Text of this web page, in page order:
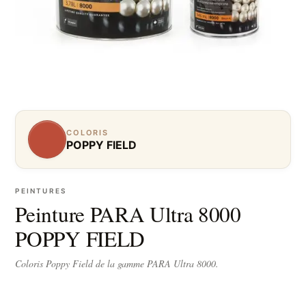
COLORIS
POPPY FIELD
PEINTURES
Peinture PARA Ultra 8000
POPPY FIELD
Coloris Poppy Field de la gamme PARA Ultra 8000.